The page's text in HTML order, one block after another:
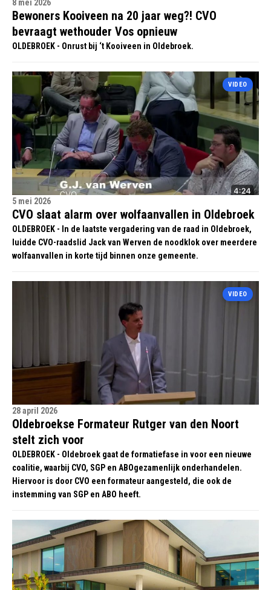
8 mei 2026
Bewoners Kooiveen na 20 jaar weg?! CVO
bevraagt wethouder Vos opnieuw
OLDEBROEK - Onrust bij ‘t Kooiveen in Oldebroek.
VIDEO
5 mei 2026
CVO slaat alarm over wolfaanvallen in Oldebroek
OLDEBROEK - In de laatste vergadering van de raad in Oldebroek,
luidde CVO-raadslid Jack van Werven de noodklok over meerdere
wolfaanvallen in korte tijd binnen onze gemeente.
VIDEO
28 april 2026
Oldebroekse Formateur Rutger van den Noort
stelt zich voor
OLDEBROEK - Oldebroek gaat de formatiefase in voor een nieuwe
coalitie, waarbij CVO, SGP en ABOgezamenlijk onderhandelen.
Hiervoor is door CVO een formateur aangesteld, die ook de
instemming van SGP en ABO heeft.